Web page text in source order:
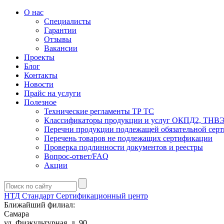
О нас
Специалисты
Гарантии
Отзывы
Вакансии
Проекты
Блог
Контакты
Новости
Прайс на услуги
Полезное
Технические регламенты ТР ТС
Классификаторы продукции и услуг ОКПД2,
Перечни продукции подлежащей обязательной
Перечень товаров не подлежащих сертификации
Проверка подлинности документов и реестры
Вопрос-ответ/FAQ
Акции
НТД Стандарт Сертификационный центр
Ближайший филиал:
Самара